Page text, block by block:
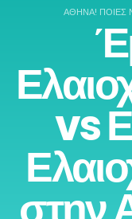
ΑΘΉΝΑ! ΠΟΙΕΣ
vs